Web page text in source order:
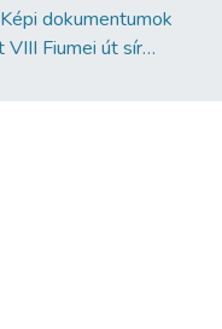
Képi dokumentumok
Budapest VIII Fiumei út sírkert 3. rész